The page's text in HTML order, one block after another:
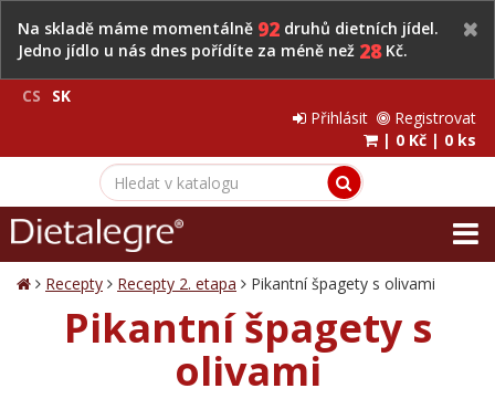
Na skladě máme momentálně 92 druhů dietních jídel.
Jedno jídlo u nás dnes pořídíte za méně než 28Kč.
CS
SK
Přihlásit
Registrovat
| 0 Kč | 0 ks
Recepty Recepty 2. etapa Pikantní špagety s olivami
Pikantní špagety s
olivami